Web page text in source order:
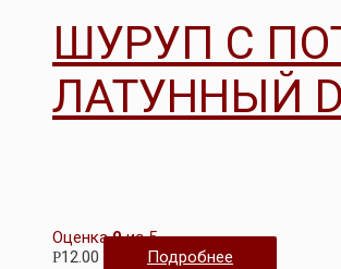
ШУРУП С
ЛАТУННЫЙ
Оценка0из 5
Р12.00 Подробнее